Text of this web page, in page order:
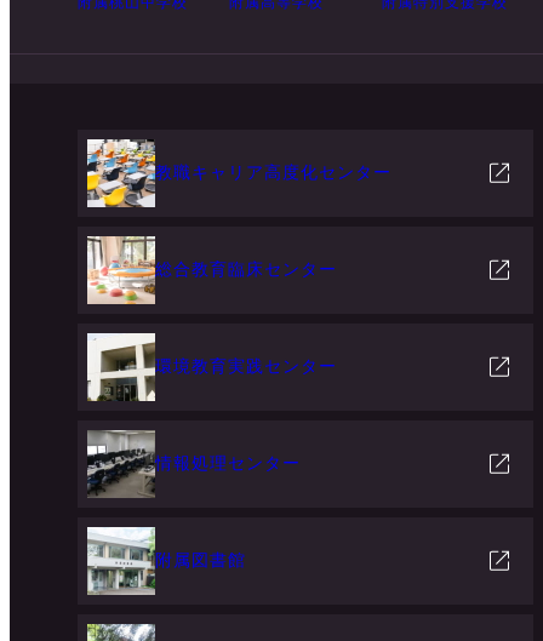
教職キャリア高度化センター
総合教育臨床センター
環境教育実践センター
情報処理センター
附属図書館